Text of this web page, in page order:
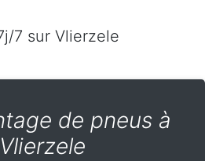
7 sur Vlierzele
de pneus à